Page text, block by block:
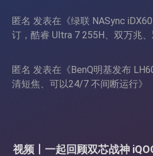
匿名 发表在《绿联 NASync
订，酷睿 Ultra 7 255H、双万兆
匿名 发表在《BenQ明基发布
清短焦、可以24/7 不间断运行》
视频丨一起回顾双芯战神